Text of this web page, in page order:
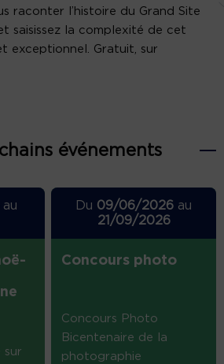
raconter l’histoire du Grand Site
saisissez la complexité de cet
exceptionnel. Gratuit, sur
événements
sur
Du 09/06/2026 au
21/09/2026
Concours photo
Concours Photo
Bicentenaire de la
photographie